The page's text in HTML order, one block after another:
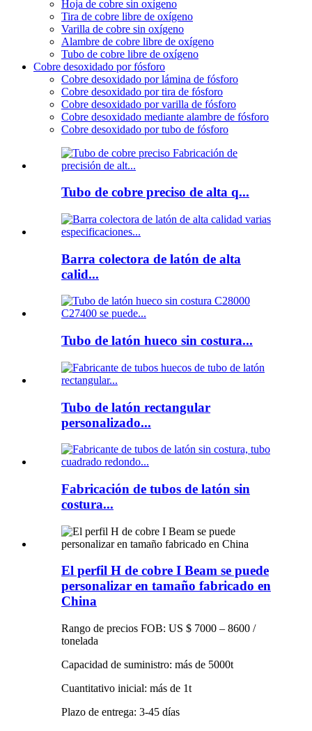
Hoja de cobre sin oxígeno
Tira de cobre libre de oxígeno
Varilla de cobre sin oxígeno
Alambre de cobre libre de oxígeno
Tubo de cobre libre de oxígeno
Cobre desoxidado por fósforo
Cobre desoxidado por lámina de fósforo
Cobre desoxidado por tira de fósforo
Cobre desoxidado por varilla de fósforo
Cobre desoxidado mediante alambre de fósforo
Cobre desoxidado por tubo de fósforo
Tubo de cobre preciso de alta q...
Barra colectora de latón de alta
calid...
Tubo de latón hueco sin costura...
Tubo de latón rectangular
personalizado...
Fabricación de tubos de latón sin
costura...
El perfil H de cobre I Beam se puede
personalizar en tamaño fabricado en
China
Rango de precios FOB: US $ 7000 – 8600 /
tonelada
Capacidad de suministro: más de 5000t
Cuantitativo inicial: más de 1t
Plazo de entrega: 3-45 días